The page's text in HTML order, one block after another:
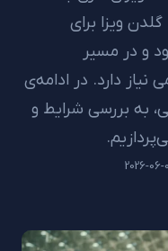
برای
در ادامه‌ی
شرایط و